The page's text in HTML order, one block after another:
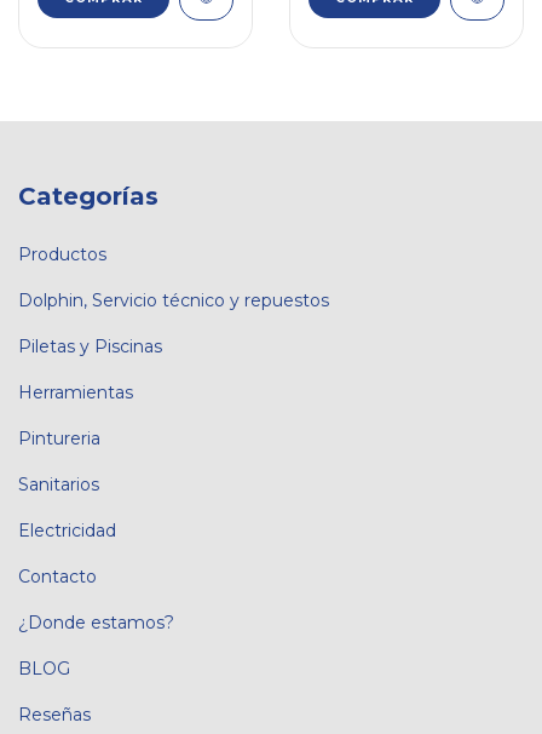
Categorías
Productos
Dolphin, Servicio técnico y repuestos
Piletas y Piscinas
Herramientas
Pintureria
Sanitarios
Electricidad
Contacto
¿Donde estamos?
BLOG
Reseñas